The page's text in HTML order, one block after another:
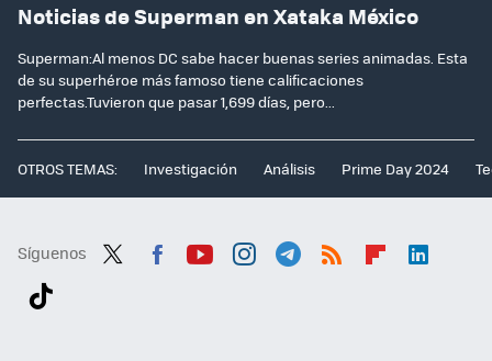
Noticias de Superman en Xataka México
Superman:Al menos DC sabe hacer buenas series animadas. Esta
de su superhéroe más famoso tiene calificaciones
perfectas.Tuvieron que pasar 1,699 días, pero...
OTROS TEMAS: Investigación Análisis Prime Day 2024
Síguenos